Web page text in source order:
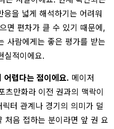
을 넓게 해석하기는 어려워
면 편차가 클 수 있기 때문에,
사람에게는 좋은 평가를 받는
실적이에요.
어렵다는 점이에요. 메이저
만화라 이전 권과의 맥락이
터 관계나 경기의 의미가 덜
처음 접하는 분이라면 앞 권 요